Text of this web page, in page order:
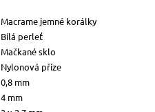
Macrame jemné korálky
Bílá perleť
Mačkané sklo
Nylonová příze
0,8 mm
4 mm